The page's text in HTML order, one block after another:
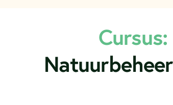
Cursus: